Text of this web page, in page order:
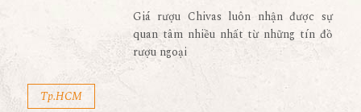
Giá rượu Chivas luôn nhận được sự
quan tâm nhiều nhất từ những tín đồ
rượu ngoại
Tp.HCM